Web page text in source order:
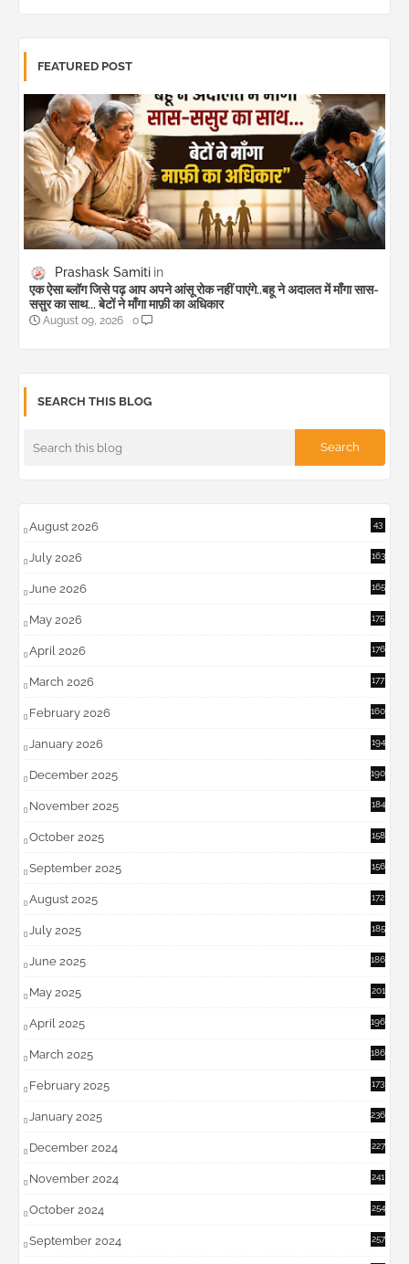
FEATURED POST
Prashask Samiti
एक ऐसा ब्लॉग जिसे पढ़ आप अपने आंसू रोक नहीं पाएंगे..बहू ने अदालत में माँगा सास-
ससुर का साथ... बेटों ने माँगा माफ़ी का अधिकार
August 09, 2026 0
SEARCH THIS BLOG
August 2026 43
July 2026 163
June 2026 165
May 2026 175
April 2026 176
March 2026 177
February 2026 160
January 2026 194
December 2025 190
November 2025 184
October 2025 158
September 2025 156
August 2025 172
July 2025 185
June 2025 186
May 2025 201
April 2025 196
March 2025 186
February 2025 173
January 2025 236
December 2024 227
November 2024 241
October 2024 254
September 2024 257